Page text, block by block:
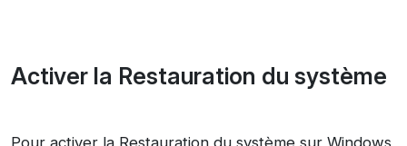
Activer la Restauration du système